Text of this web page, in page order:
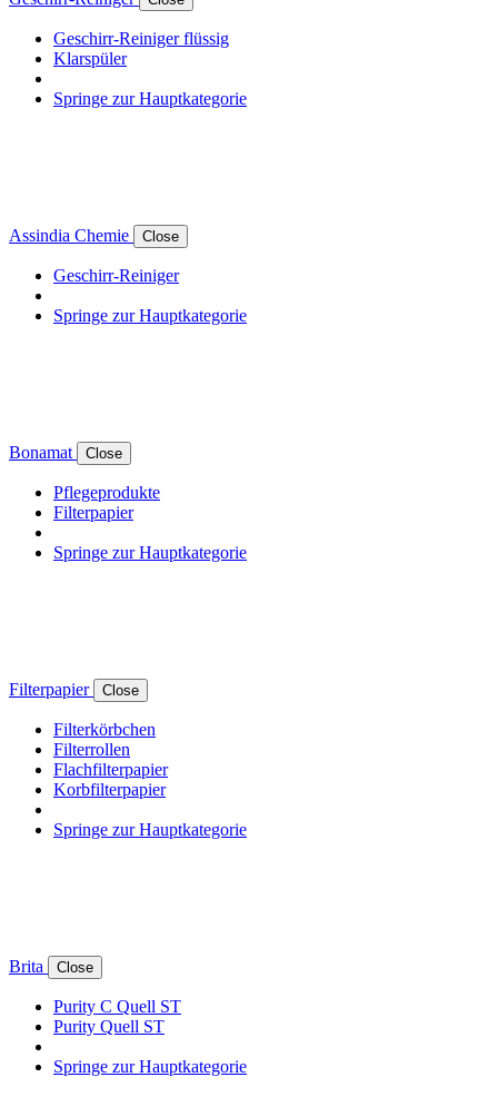
Geschirr-Reiniger flüssig
Klarspüler
Springe zur Hauptkategorie
Assindia Chemie Close
Geschirr-Reiniger
Springe zur Hauptkategorie
Bonamat Close
Pflegeprodukte
Filterpapier
Springe zur Hauptkategorie
Filterpapier Close
Filterkörbchen
Filterrollen
Flachfilterpapier
Korbfilterpapier
Springe zur Hauptkategorie
Brita Close
Purity C Quell ST
Purity Quell ST
Springe zur Hauptkategorie